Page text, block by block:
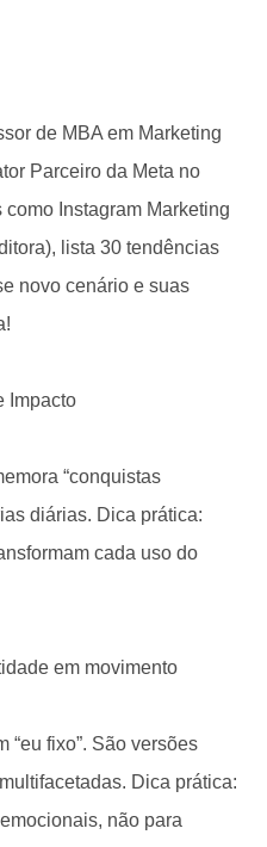
de MBA em Marketing
Parceiro da Meta no
Instagram Marketing
lista 30 tendências
novo cenário e suas
Impacto
“conquistas
diárias. Dica prática:
cada uso do
em movimento
“eu fixo”. São versões
Dica prática:
não para